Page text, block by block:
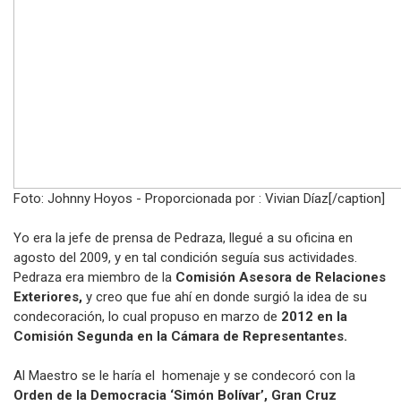
Foto: Johnny Hoyos - Proporcionada por : Vivian Díaz[/caption]
Yo era la jefe de prensa de Pedraza, llegué a su oficina en
agosto del 2009, y en tal condición seguía sus actividades.
Pedraza era miembro de la Comisión Asesora de Relaciones
Exteriores, y creo que fue ahí en donde surgió la idea de su
condecoración, lo cual propuso en marzo de 2012 en la
Comisión Segunda en la Cámara de Representantes.
Al Maestro se le haría el homenaje y se condecoró con la
Orden de la Democracia ‘Simón Bolívar’, Gran Cruz